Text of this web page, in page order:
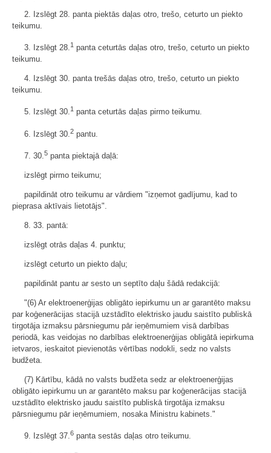
2. Izslēgt 28. panta piektās daļas otro, trešo, ceturto un piekto
teikumu.
3. Izslēgt 28.1 panta ceturtās daļas otro, trešo, ceturto un piekto
teikumu.
4. Izslēgt 30. panta trešās daļas otro, trešo, ceturto un piekto
teikumu.
5. Izslēgt 30.1 panta ceturtās daļas pirmo teikumu.
6. Izslēgt 30. 2 pantu.
7. 30.5 panta piektajā daļā:
izslēgt pirmo teikumu;
papildināt otro teikumu ar vārdiem "izņemot gadījumu, kad to
pieprasa aktīvais lietotājs".
8. 33. pantā:
izslēgt otrās daļas 4. punktu;
izslēgt ceturto un piekto daļu;
papildināt pantu ar sesto un septīto daļu šādā redakcijā:
"(6) Ar elektroenerģijas obligāto iepirkumu un ar garantēto maksu
par koģenerācijas stacijā uzstādīto elektrisko jaudu saistīto publiskā
tirgotāja izmaksu pārsniegumu pār ieņēmumiem visā darbības
periodā, kas veidojas no darbības elektroenerģijas obligātā iepirkuma
ietvaros, ieskaitot pievienotās vērtības nodokli, sedz no valsts
budžeta.
(7) Kārtību, kādā no valsts budžeta sedz ar elektroenerģijas
obligāto iepirkumu un ar garantēto maksu par koģenerācijas stacijā
uzstādīto elektrisko jaudu saistīto publiskā tirgotāja izmaksu
pārsniegumu pār ieņēmumiem, nosaka Ministru kabinets."
9. Izslēgt 37.6 panta sestās daļas otro teikumu.